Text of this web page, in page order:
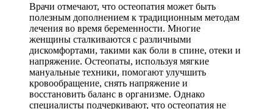
Врачи отмечают, что остеопатия может быть
полезным дополнением к традиционным методам
лечения во время беременности. Многие
женщины сталкиваются с различными
дискомфортами, такими как боли в спине, отеки и
напряжение. Остеопаты, используя мягкие
мануальные техники, помогают улучшить
кровообращение, снять напряжение и
восстановить баланс в организме. Однако
специалисты подчеркивают, что остеопатия не